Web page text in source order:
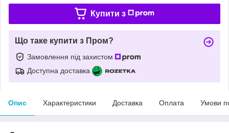
Купити з
Що таке купити з Пром?
Замовлення під захистом
Доступна доставка
Опис Характеристики Доставка Оплата Умови